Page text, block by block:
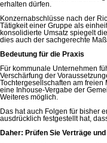
erhalten dürfen.
Konzernabschlüsse nach der
Tätigkeit einer Gruppe als
konsolidierte Umsatz spiegelt
dies auch der sachgerechte
Bedeutung für die Praxis
Für kommunale Unternehmen
Verschärfung der
Tochtergesellschaften am
eine Inhouse-Vergabe der
Weiteres möglich.
Das hat auch Folgen für bisher
ausdrücklich festgestellt hat,
Daher: Prüfen Sie Verträge